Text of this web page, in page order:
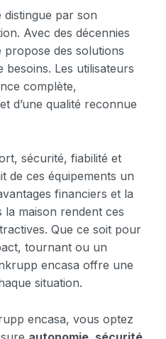
par son
Avec des décennies
propose des solutions
besoins. Les utilisateurs
complète,
d’une qualité reconnue
sécurité, fiabilité et
de ces équipements un
financiers et la
la maison rendent ces
Que ce soit pour
tournant ou un
encasa offre une
situation.
encasa, vous optez